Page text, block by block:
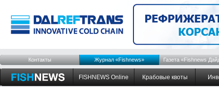
Контакты Журнал «Fishnews» Газета «Fishnews
FISHNEWS Online Крабовые квоты